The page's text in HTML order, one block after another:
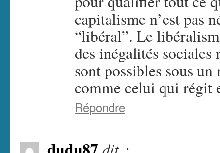
capitalisme n’est pas
“libéral”. Le
des inégalités
sont possibles sous
comme celui qui
Répondre